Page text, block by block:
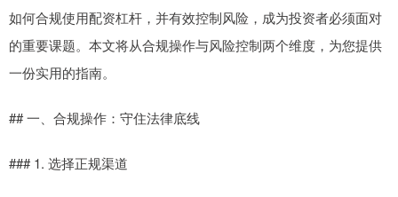
如何合规使用配资杠杆，并有效控制风险，成为投资者必须面对
的重要课题。本文将从合规操作与风险控制两个维度，为您提供
一份实用的指南。
## 一、合规操作：守住法律底线
### 1. 选择正规渠道